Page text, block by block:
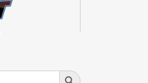
Search Button